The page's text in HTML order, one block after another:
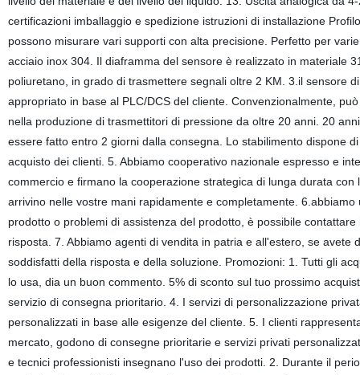
certificazioni imballaggio e spedizione istruzioni di installazione
possono misurare vari supporti con alta precisione. Perfetto per
acciaio inox 304. Il diaframma del sensore è realizzato in materiale
poliuretano, in grado di trasmettere segnali oltre 2 KM. 3.il sensore
appropriato in base al PLC/DCS del cliente. Convenzionalmente,
nella produzione di trasmettitori di pressione da oltre 20 anni. 20
essere fatto entro 2 giorni dalla consegna. Lo stabilimento dispone
acquisto dei clienti. 5. Abbiamo cooperativo nazionale espresso e
commercio e firmano la cooperazione strategica di lunga durata
arrivino nelle vostre mani rapidamente e completamente.
prodotto o problemi di assistenza del prodotto, è possibile
risposta. 7. Abbiamo agenti di vendita in patria e all'estero, se
soddisfatti della risposta e della soluzione. Promozioni: 1. Tutti gli
lo usa, dia un buon commento. 5% di sconto sul tuo prossimo
servizio di consegna prioritario. 4. I servizi di personalizzazione
personalizzati in base alle esigenze del cliente. 5. I clienti
mercato, godono di consegne prioritarie e servizi privati
e tecnici professionisti insegnano l'uso dei prodotti. 2. Durante il